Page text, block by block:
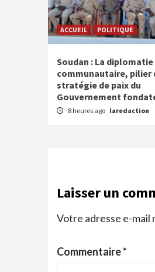
ACCUEIL POLITIQUE
Soudan : La diplomatie
communautaire, pilier
stratégie de paix du
Gouvernement
8 heures ago laredaction
Laisser un
Votre adresse e-mail
Commentaire*